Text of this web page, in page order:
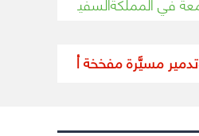
مسيَّرة مفخخة أطلقتها الميليشيا